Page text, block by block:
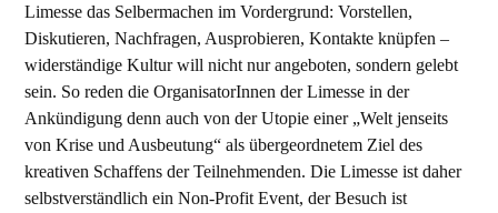
Limesse das Selbermachen im Vordergrund: Vorstellen,
Diskutieren, Nachfragen, Ausprobieren, Kontakte knüpfen –
widerständige Kultur will nicht nur angeboten, sondern gelebt
sein. So reden die OrganisatorInnen der Limesse in der
Ankündigung denn auch von der Utopie einer „Welt jenseits
von Krise und Ausbeutung“ als übergeordnetem Ziel des
kreativen Schaffens der Teilnehmenden. Die Limesse ist daher
selbstverständlich ein Non-Profit Event, der Besuch ist